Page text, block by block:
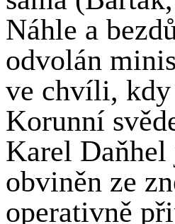
Náhle a
odvolán
ve chvíli, kdy
Korunní
Karel Daňhel
obviněn ze
operativně